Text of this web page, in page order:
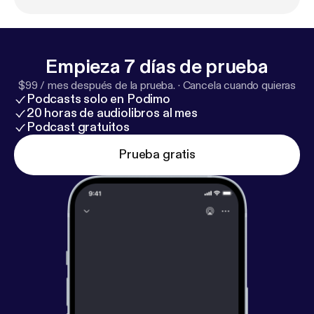
Empieza 7 días de prueba
$99 / mes después de la prueba. · Cancela cuando quieras
Podcasts solo en Podimo
20 horas de audiolibros al mes
Podcast gratuitos
Prueba gratis